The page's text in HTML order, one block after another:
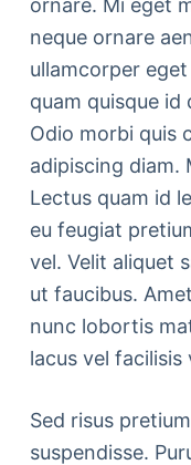
ornare. Mi eget
neque ornare
ullamcorper
quam quisque id
Odio morbi quis
adipiscing diam.
Lectus quam id
eu feugiat
vel. Velit aliquet
ut faucibus.
nunc lobortis
lacus vel facilisis
Sed risus
suspendisse.